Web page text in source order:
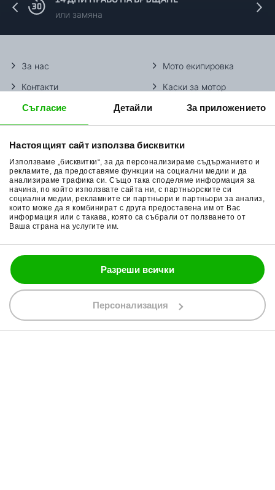
Съгласие Детайли За приложението
Настоящият сайт използва бисквитки
Използваме „бисквитки“, за да персонализираме съдържанието и
рекламите, да предоставяме функции на социални медии и да
анализираме трафика си. Също така споделяме информация за
начина, по който използвате сайта ни, с партньорските си
социални медии, рекламните си партньори и партньори за анализ,
които може да я комбинират с друга предоставена им от Вас
информация или с такава, която са събрали от ползването от
Ваша страна на услугите им.
Разреши всички
Персонализация
или замяна
За нас
Контакти
Методи доставка
Начини плащане
Връщане на стока
Общи условия
Поверителност
Политика за бисквитки
Мото екипировка
Каски за мотор
Ботуши за мотор
Гуми за мотор
Очила за мотор
Раници за мотор
Ръкавици за мотор
Части за мотор
088 200 7002
shop@bobimx.com